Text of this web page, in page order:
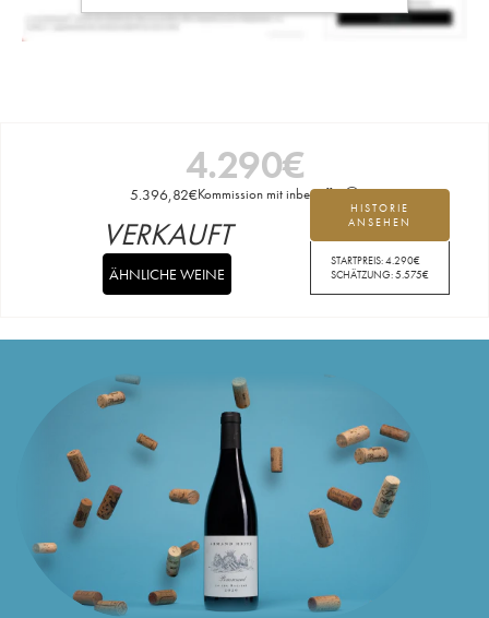
4.290€
5.396,82€Kommission mit inbegriffen
HISTORIE
ANSEHEN
STARTPREIS:4.290€
SCHÄTZUNG:5.575€
VERKAUFT
ÄHNLICHE WEINE